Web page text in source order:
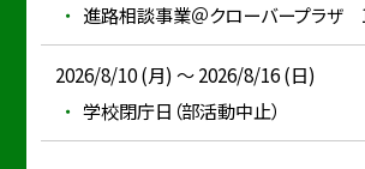
進路相談事業＠クローバープラザ
2026/8/10 (月) ～ 2026/8/16 (日)
学校閉庁日（部活動中止）